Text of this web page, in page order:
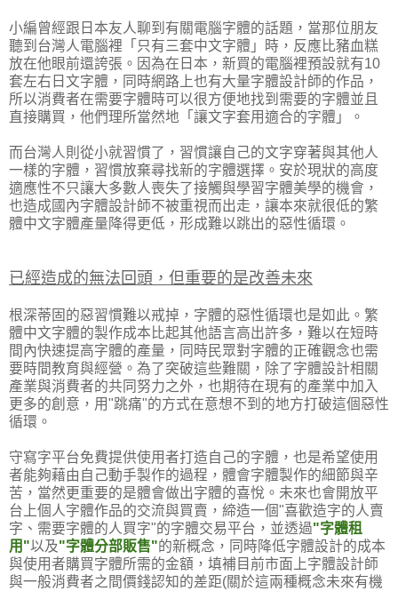
小編曾經跟日本友人聊到有關電腦字體的話題，當那位朋友
聽到台灣人電腦裡「只有三套中文字體」時，反應比豬血糕
放在他眼前還誇張。因為在日本，新買的電腦裡預設就有10
套左右日文字體，同時網路上也有大量字體設計師的作品，
所以消費者在需要字體時可以很方便地找到需要的字體並且
直接購買，他們理所當然地「讓文字套用適合的字體」。
而台灣人則從小就習慣了，習慣讓自己的文字穿著與其他人
一樣的字體，習慣放棄尋找新的字體選擇。安於現狀的高度
適應性不只讓大多數人喪失了接觸與學習字體美學的機會，
也造成國內字體設計師不被重視而出走，讓本來就很低的繁
體中文字體產量降得更低，形成難以跳出的惡性循環。
已經造成的無法回頭，但重要的是改善未來
根深蒂固的惡習慣難以戒掉，字體的惡性循環也是如此。繁
體中文字體的製作成本比起其他語言高出許多，難以在短時
間內快速提高字體的產量，同時民眾對字體的正確觀念也需
要時間教育與經營。為了突破這些難關，除了字體設計相關
產業與消費者的共同努力之外，也期待在現有的產業中加入
更多的創意，用"跳痛"的方式在意想不到的地方打破這個惡性
循環。
守寫字平台免費提供使用者打造自己的字體，也是希望使用
者能夠藉由自己動手製作的過程，體會字體製作的細節與辛
苦，當然更重要的是體會做出字體的喜悅。未來也會開放平
台上個人字體作品的交流與買賣，締造一個"喜歡造字的人賣
字、需要字體的人買字"的字體交易平台，並透過"字體租
用"以及"字體分部販售"的新概念，同時降低字體設計的成本
與使用者購買字體所需的金額，填補目前市面上字體設計師
與一般消費者之間價錢認知的差距(關於這兩種概念未來有機